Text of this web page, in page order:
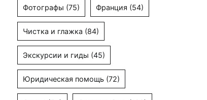
Фотографы (75) Франция (54)
Чистка и глажка (84)
Экскурсии и гиды (45)
Юридическая помощь (72)